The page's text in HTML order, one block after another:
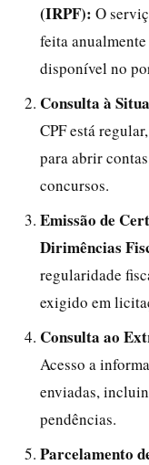
(IRPF): O
feita
disponível no
Consulta à
CPF está
para abrir
concursos.
Emissão de
Dirimências
regularidade
exigido em
Consulta ao
Acesso a
enviadas,
pendências.
Parcelamento